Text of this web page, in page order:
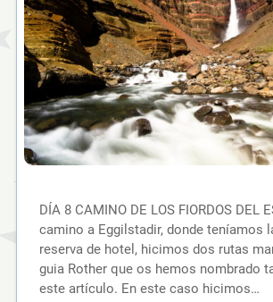
DÍA 8 CAMINO DE LOS FIORDOS DEL
camino a Eggilstadir, donde teníamos
reserva de hotel, hicimos dos rutas
guia Rother que os hemos nombrado
este artículo. En este caso hicimos…